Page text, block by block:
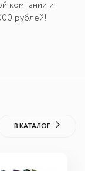
компании и
рублей!
В КАТАЛОГ